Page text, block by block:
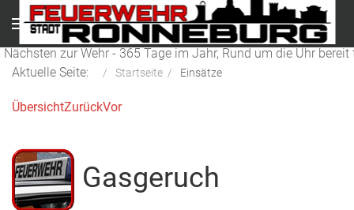
Menu
Nächsten zur Wehr - 365 Tage im Jahr, Rund um die Uhr bereit
Aktuelle Seite:
Startseite Einsätze
ÜbersichtZurückVor
Gasgeruch